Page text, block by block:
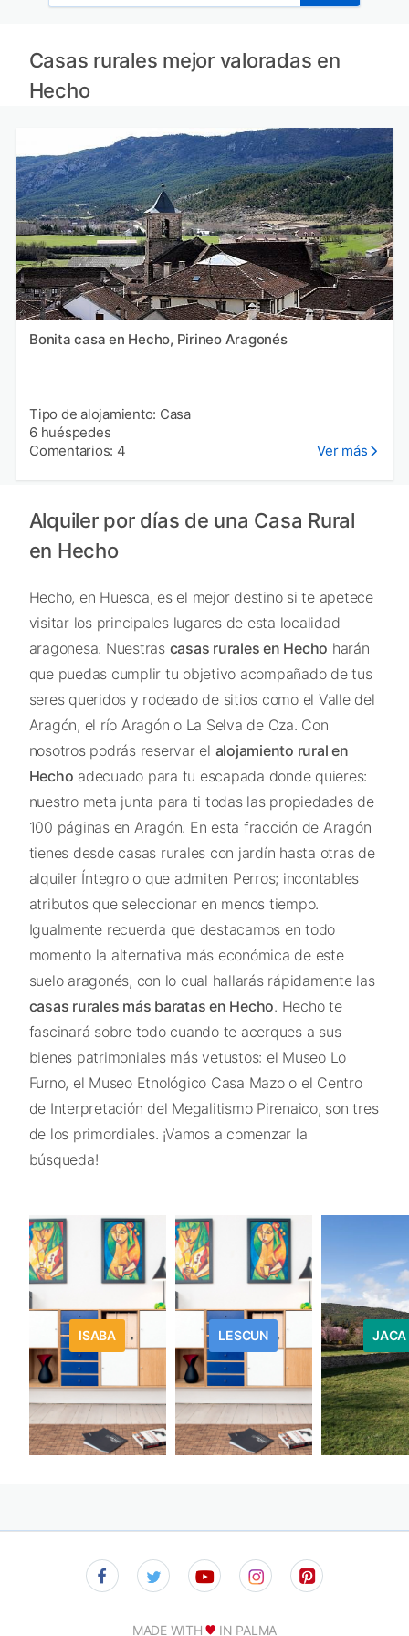
Casas rurales mejor valoradas en
Hecho
Bonita casa en Hecho, Pirineo Aragonés
Tipo de alojamiento: Casa
6 huéspedes
Comentarios: 4
Ver más
Alquiler por días de una Casa Rural
en Hecho
Hecho, en Huesca, es el mejor destino si te apetece
visitar los principales lugares de esta localidad
aragonesa. Nuestras casas rurales en Hecho harán
que puedas cumplir tu objetivo acompañado de tus
seres queridos y rodeado de sitios como el Valle del
Aragón, el río Aragón o La Selva de Oza. Con
nosotros podrás reservar el alojamiento rural en
Hecho adecuado para tu escapada donde quieres:
nuestro meta junta para ti todas las propiedades de
100 páginas en Aragón. En esta fracción de Aragón
tienes desde casas rurales con jardín hasta otras de
alquiler Íntegro o que admiten Perros; incontables
atributos que seleccionar en menos tiempo.
Igualmente recuerda que destacamos en todo
momento la alternativa más económica de este
suelo aragonés, con lo cual hallarás rápidamente las
casas rurales más baratas en Hecho. Hecho te
fascinará sobre todo cuando te acerques a sus
bienes patrimoniales más vetustos: el Museo Lo
Furno, el Museo Etnológico Casa Mazo o el Centro
de Interpretación del Megalitismo Pirenaico, son tres
de los primordiales. ¡Vamos a comenzar la
búsqueda!
ISABA LESCUN JACA
MADE WITH IN PALMA